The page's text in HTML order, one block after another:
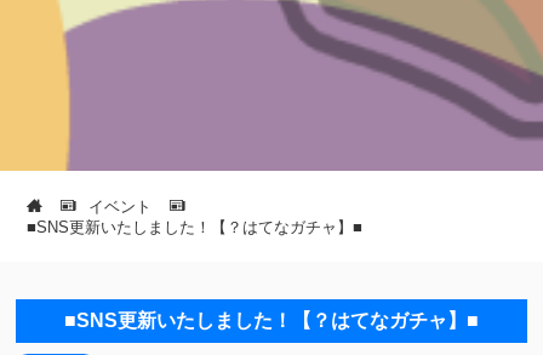
イベント
■SNS更新いたしました！【？はてなガチャ】■
■SNS更新いたしました！【？はてなガチャ】■